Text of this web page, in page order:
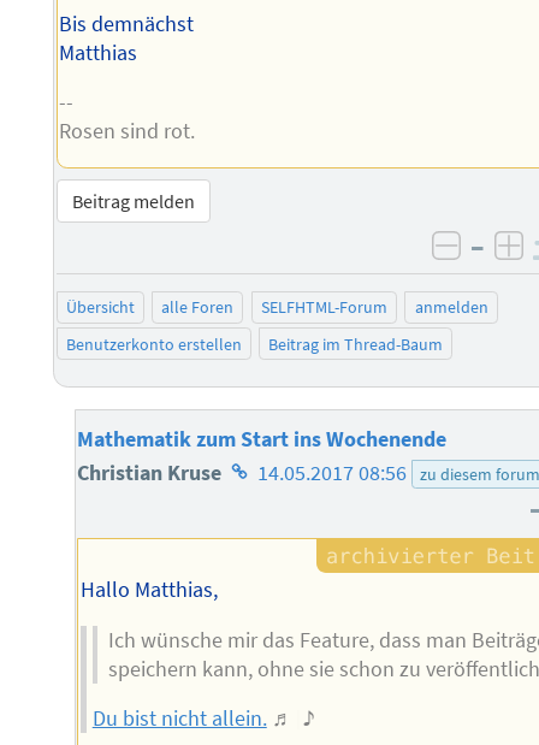
Bis demnächst
Matthias
--
Rosen sind rot.
Beitrag melden
–
Übersicht alle Foren SELFHTML-Forum
anmelden
Benutzerkonto erstellen
Beitrag im Thread-Baum
Mathematik zum Start ins Wochenende
Christian Kruse Homepage
Autors
14.05.2017 08:56 zu diesem forum
Hallo Matthias,
Ich wünsche mir das Feature, dass man
speichern kann, ohne sie schon zu
Du bist nicht allein.♬ ♩ ♪